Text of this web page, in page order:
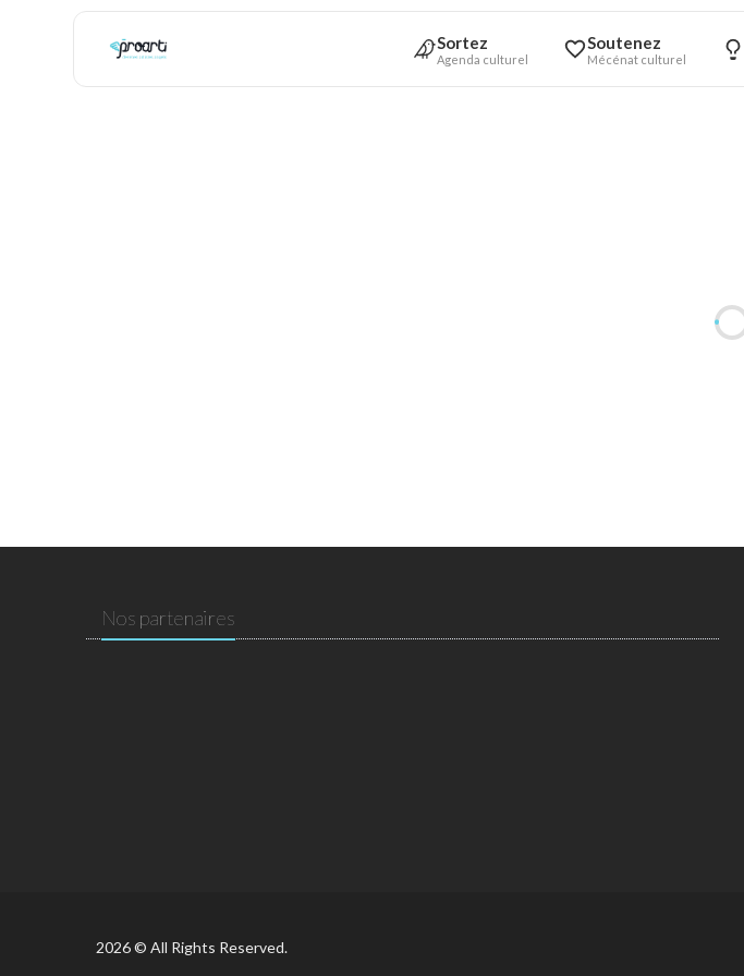
Sortez
Agenda culturel
Soutenez
Mécénat culturel
Nos partenaires
2026 © All Rights Reserved.